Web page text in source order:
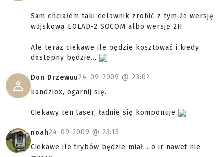
Sam chciałem taki celownik zrobić z tym że wersję
wojskową EOLAD-2 SOCOM albo wersję 2H.
Ale teraz ciekawe ile będzie kosztować i kiedy
dostępny będzie...
Don Drzewuu24-09-2009 @ 23:02
kondziox, ogarnij się.
Ciekawy ten laser, ładnie się komponuje
noah24-09-2009 @ 23:13
Ciekawe ile trybów będzie miał... o ir nawet nie